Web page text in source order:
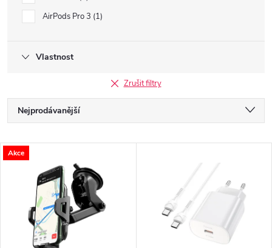
AirPods Pro 3 1
Vlastnost
Zrušit filtry
Ř
a
Nejprodávanější
Nejdražší
Abecedně
V
Akce